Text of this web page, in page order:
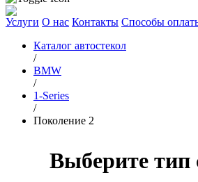
Услуги О нас Контакты Способы
Каталог автостекол
/
BMW
/
1-Series
/
Поколение 2
Выберите тип